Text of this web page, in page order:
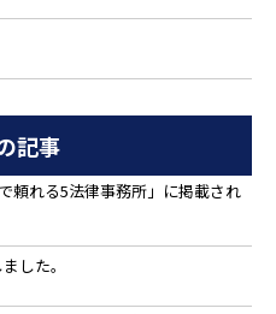
記事
頼れる5法律事務所」に掲載され
した。